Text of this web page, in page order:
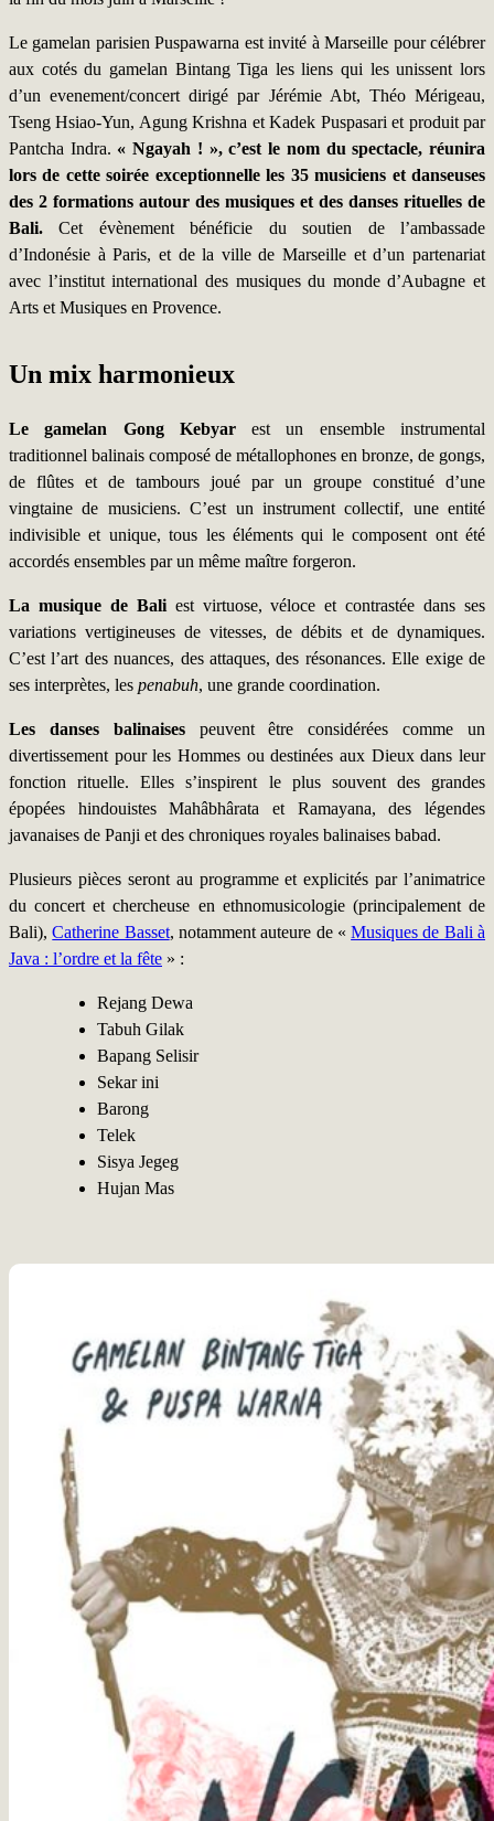
Le gamelan parisien Puspawarna est invité à Marseille pour célébrer
aux cotés du gamelan Bintang Tiga les liens qui les unissent lors
d’un evenement/concert dirigé par Jérémie Abt, Théo Mérigeau,
Tseng Hsiao-Yun, Agung Krishna et Kadek Puspasari et produit par
Pantcha Indra. « Ngayah ! », c’est le nom du spectacle, réunira
lors de cette soirée exceptionnelle les 35 musiciens et danseuses
des 2 formations autour des musiques et des danses rituelles de
Bali.Cet évènement bénéficie du soutien de l’ambassade
d’Indonésie à Paris, et de la ville de Marseille et d’un partenariat
avec l’institut international des musiques du monde d’Aubagne et
Arts et Musiques en Provence.
Un mix harmonieux
Le gamelan Gong Kebyarest un ensemble instrumental
traditionnel balinais composé de métallophones en bronze, de gongs,
de flûtes et de tambours joué par un groupe constitué d’une
vingtaine de musiciens. C’est un instrument collectif, une entité
indivisible et unique, tous les éléments qui le composent ont été
accordés ensembles par un même maître forgeron.
La musique de Baliest virtuose, véloce et contrastée dans ses
variations vertigineuses de vitesses, de débits et de dynamiques.
C’est l’art des nuances, des attaques, des résonances. Elle exige de
ses interprètes, les penabuh, une grande coordination.
Les danses balinaisespeuvent être considérées comme un
divertissement pour les Hommes ou destinées aux Dieux dans leur
fonction rituelle. Elles s’inspirent le plus souvent des grandes
épopées hindouistes Mahâbhârata et Ramayana, des légendes
javanaises de Panji et des chroniques royales balinaises babad.
Plusieurs pièces seront au programme et explicités par l’animatrice
du concert et chercheuse en ethnomusicologie (principalement de
Bali),Catherine Basset, notamment auteure de «Musiques de Bali à
Java : l’ordre et la fête » :
Rejang Dewa
Tabuh Gilak
Bapang Selisir
Sekar ini
Barong
Telek
Sisya Jegeg
Hujan Mas